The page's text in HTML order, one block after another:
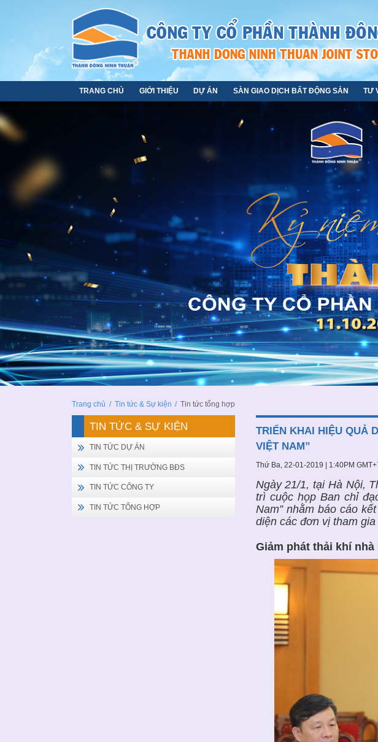
TRANG CHỦ GIỚI THIỆU DỰ ÁN SÀN GIAO DỊCH BẤT ĐỘNG SẢN TƯ
Trang chủ / Tin tức & Sự kiện / Tin tức tổng hợp
TRIỂN KHAI HIỆU QUẢ
VIỆT NAM”
Thứ Ba, 22-01-2019 | 1:40PM
Ngày 21/1, tại Hà Nội,
trì cuộc họp Ban chỉ
Nam” nhằm báo cáo
diện các đơn vị tham
Giảm phát thải khí
TIN TỨC & SỰ KIỆN
TIN TỨC DỰ ÁN
TIN TỨC THỊ TRƯỜNG BĐS
TIN TỨC CÔNG TY
TIN TỨC TỔNG HỢP